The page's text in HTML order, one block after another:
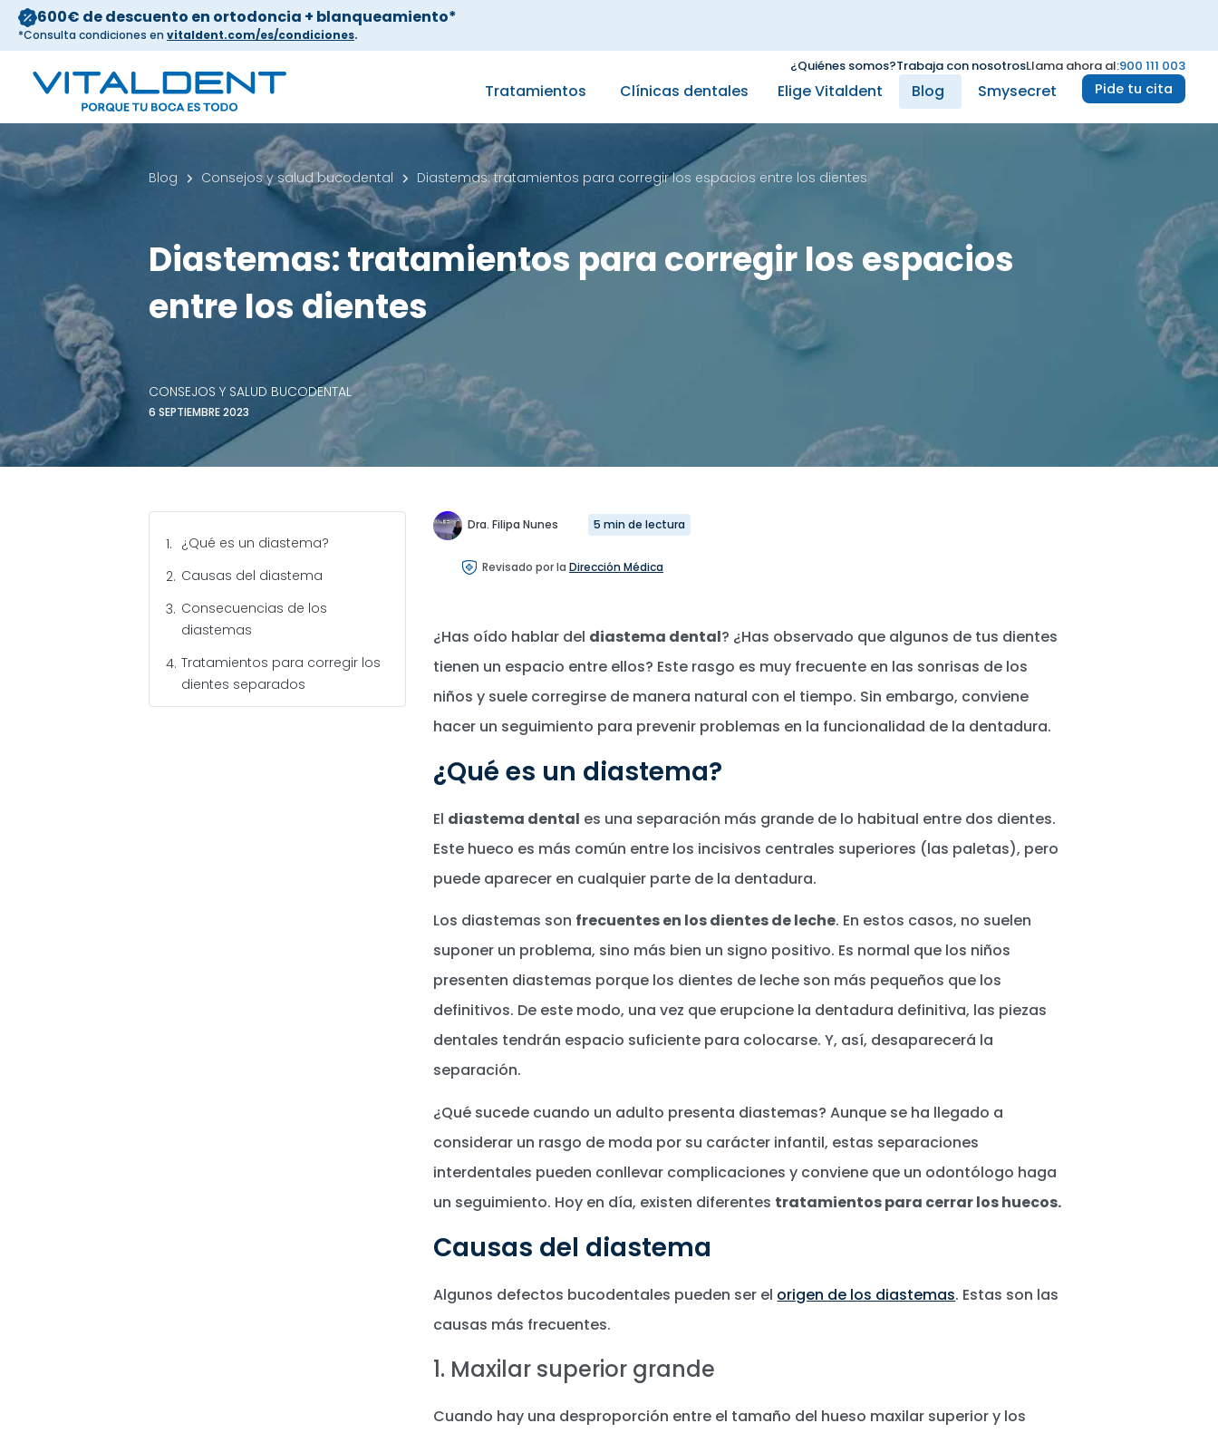
600€ de descuento en ortodoncia + blanqueamiento*
*Consulta condiciones en vitaldent.com/es/condiciones.
¿Quiénes somos?Trabaja con nosotrosLlama ahora al:900 111 003
Tratamientos Clínicas dentales Elige Vitaldent Blog Smysecret Pide tu cita
Blog Consejos y salud bucodental Diastemas: tratamientos para corregir los espacios entre los dientes
Diastemas: tratamientos para corregir los espacios
entre los dientes
CONSEJOS Y SALUD BUCODENTAL
6 SEPTIEMBRE 2023
¿Qué es un diastema?
Causas del diastema
Consecuencias de los
diastemas
Tratamientos para corregir los
dientes separados
Dra. Filipa Nunes 5 min de lectura
Revisado por la Dirección Médica
¿Has oído hablar del diastema dental? ¿Has observado que algunos de tus dientes
tienen un espacio entre ellos? Este rasgo es muy frecuente en las sonrisas de los
niños y suele corregirse de manera natural con el tiempo. Sin embargo, conviene
hacer un seguimiento para prevenir problemas en la funcionalidad de la dentadura.
¿Qué es un diastema?
El diastema dental es una separación más grande de lo habitual entre dos dientes.
Este hueco es más común entre los incisivos centrales superiores (las paletas), pero
puede aparecer en cualquier parte de la dentadura.
Los diastemas son frecuentes en los dientes de leche. En estos casos, no suelen
suponer un problema, sino más bien un signo positivo. Es normal que los niños
presenten diastemas porque los dientes de leche son más pequeños que los
definitivos. De este modo, una vez que erupcione la dentadura definitiva, las piezas
dentales tendrán espacio suficiente para colocarse. Y, así, desaparecerá la
separación.
¿Qué sucede cuando un adulto presenta diastemas? Aunque se ha llegado a
considerar un rasgo de moda por su carácter infantil, estas separaciones
interdentales pueden conllevar complicaciones y conviene que un odontólogo haga
un seguimiento. Hoy en día, existen diferentes tratamientos para cerrar los huecos.
Causas del diastema
Algunos defectos bucodentales pueden ser el origen de los diastemas. Estas son las
causas más frecuentes.
1. Maxilar superior grande
Cuando hay una desproporción entre el tamaño del hueso maxilar superior y los